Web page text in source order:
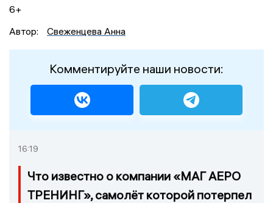
6+
Автор:
Свеженцева Анна
Комментируйте наши новости:
16:19
Что известно о компании «МАГ АЕРО
ТРЕНИНГ», самолёт которой потерпел